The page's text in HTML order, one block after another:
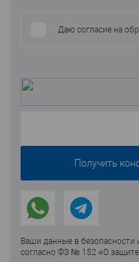
Даю согласие на
Ваши данные в безопасности
согласно ФЗ № 152 «О